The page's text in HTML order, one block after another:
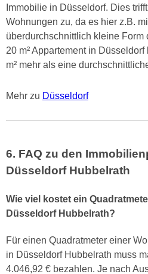
Immobilie in Düsseldorf. Dies
Wohnungen zu, da es hier z.B.
überdurchschnittlich kleine Form
20 m² Appartement in
m² mehr als eine
Mehr zu Düsseldorf
6. FAQ zu den
Düsseldorf Hubbelrath
Wie viel kostet ein
Düsseldorf Hubbelrath?
Für einen Quadratmeter einer
in Düsseldorf Hubbelrath muss
4.046,92 € bezahlen. Je nach